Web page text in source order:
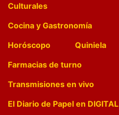
Culturales
Cocina y Gastronomía
Horóscopo
Quiniela
Farmacias de turno
Transmisiones en vivo
El Diario de Papel en DIGITAL